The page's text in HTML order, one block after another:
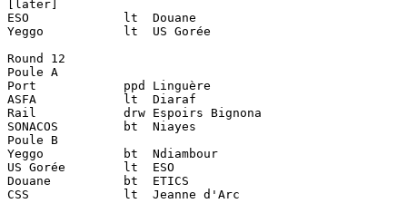
[later]
ESO		lt  Douane
Yeggo		lt  US Gorée
Round 12
Poule A
Port		ppd Linguère
ASFA		lt  Diaraf
Rail		drw Espoirs Bignona
SONACOS		bt  Niayes
Poule B
Yeggo		bt  Ndiambour
US Gorée	lt  ESO
Douane		bt  ETICS
CSS		lt  Jeanne d'Arc